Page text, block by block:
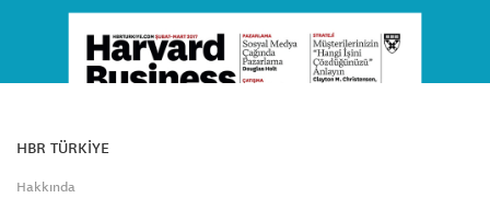
HBR TÜRKİYE
Hakkında